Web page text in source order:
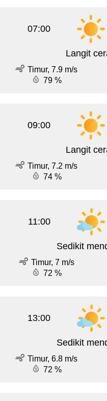
07:00
Langit
Timur, 7.9 m/s
79 %
09:00
Langit
Timur, 7.2 m/s
74 %
11:00
Sedikit
Timur, 7 m/s
72 %
13:00
Sedikit
Timur, 6.8 m/s
72 %